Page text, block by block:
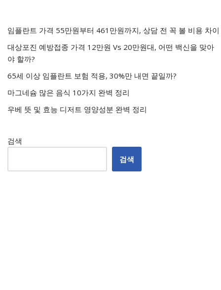
임플란트 가격 55만원부터 461만원까지, 상담 전 꼭 볼 비용 차이
대상포진 예방접종 가격 12만원 Vs 20만원대, 어떤 백신을 맞아
야 할까?
65세 이상 임플란트 보험 적용, 30%만 내면 끝일까?
마그네슘 많은 음식 10가지 완벽 정리
우베 뜻 및 효능 디저트 영양성분 완벽 정리
검색
검색